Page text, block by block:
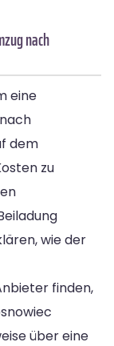
nach
eine
dem
zu
wie der
finden,
über eine